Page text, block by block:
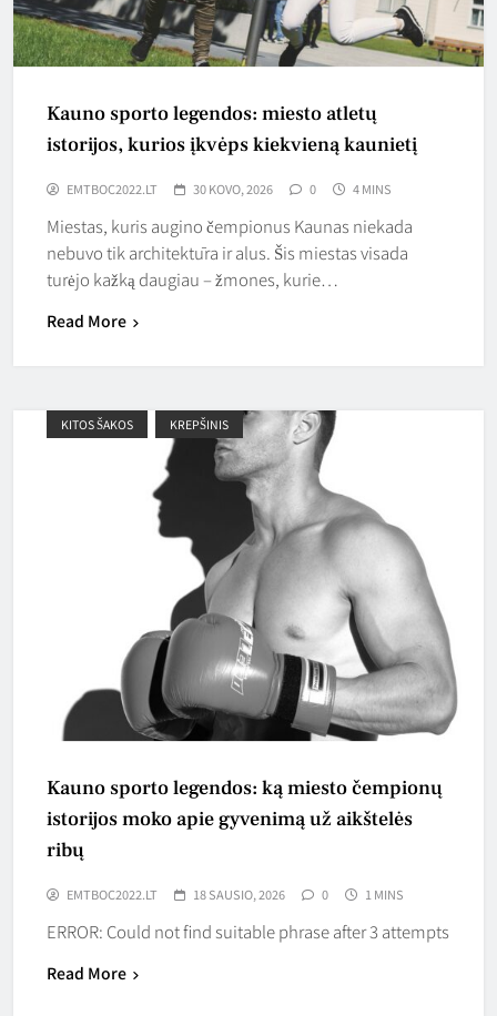
Kauno sporto legendos: miesto atletų
istorijos, kurios įkvėps kiekvieną kaunietį
EMTBOC2022.LT 30 KOVO, 2026 0 4 MINS
Miestas, kuris augino čempionus Kaunas niekada
nebuvo tik architektūra ir alus. Šis miestas visada
turėjo kažką daugiau – žmones, kurie…
Read More
KITOS ŠAKOS KREPŠINIS
Kauno sporto legendos: ką miesto čempionų
istorijos moko apie gyvenimą už aikštelės
ribų
EMTBOC2022.LT 18 SAUSIO, 2026 0 1 MINS
ERROR: Could not find suitable phrase after 3 attempts
Read More